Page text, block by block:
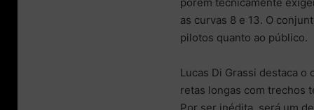
as curvas 8 e 13. O
pilotos quanto ao público.
Lucas Di Grassi destaca o
retas longas com trechos